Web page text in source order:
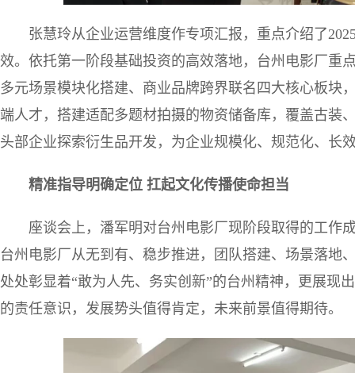
张慧玲从企业运营维度作专项汇报，重点介绍了
效。依托第一阶段基础投资的高效落地，台州电影厂重
多元场景模块化搭建、商业品牌跨界联名四大核心板块
端人才，搭建适配多题材拍摄的物资储备库，覆盖古装
头部企业探索衍生品开发，为企业规模化、规范化、长
精准指导明确定位 扛起文化传播使命担当
座谈会上，潘军明对台州电影厂现阶段取得的工作
台州电影厂从无到有、稳步推进，团队搭建、场景落地
处处彰显着“敢为人先、务实创新”的台州精神，更展现
的责任意识，发展势头值得肯定，未来前景值得期待。